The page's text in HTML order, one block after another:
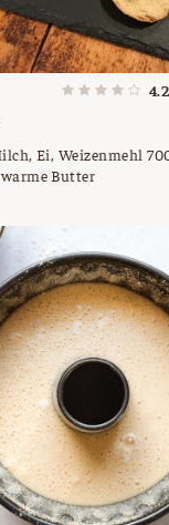
4.2
Ei, Weizenmehl
Butter